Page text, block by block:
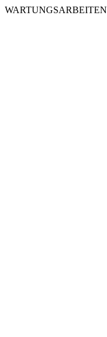
WARTUNGSARBEITEN